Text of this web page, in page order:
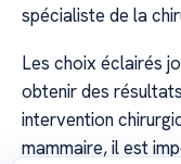
spécialiste de la
Les choix éclairés
obtenir des
intervention
mammaire, il est